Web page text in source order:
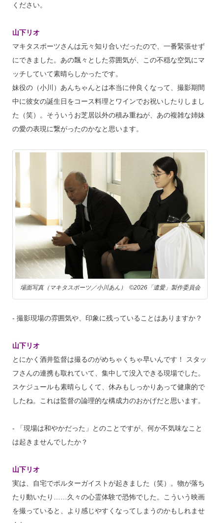
ください。
山下リオ
マキタスポーツさんは元々知り合いだったので、一番緊張せず
にできました。あの飄々とした雰囲気が、この不穏な空気にマ
ッチしていて素晴らしかったです。
妹役の（小川）あんちゃんとは本当に仲良くなって、撮影期間
中に彼女の誕生日をコース料理とワインでお祝いしたりしまし
た（笑）。そういうお芝居以外の積み重ねが、あの複雑な姉妹
の愛の表現に繋がったのかなと思います。
場面写真（マキタスポーツ／小川あん） ©︎2026「遺愛」製作委員会
‐ 撮影現場の雰囲気や、印象に残っていることはありますか？
山下リオ
とにかく酒井監督は撮るのがめちゃくちゃ早いんです！ スタッ
フさんの連携も取れていて、集中して没入できる現場でした。
スケジュールも素晴らしくて、休みもしっかりあって健康的で
したね。これは監督の論理的な構成力のおかげだと思います。
‐ 「現場は和やかだった」とのことですが、何か不気味なこと
は起きませんでしたか？
山下リオ
実は、自宅でポルターガイストが起きました（笑）。物が落ち
たり動いたり……久々の心霊体験で恐怖でした。こういう映画
を撮っていると、より感じやすくなってしまうのかもしれませ